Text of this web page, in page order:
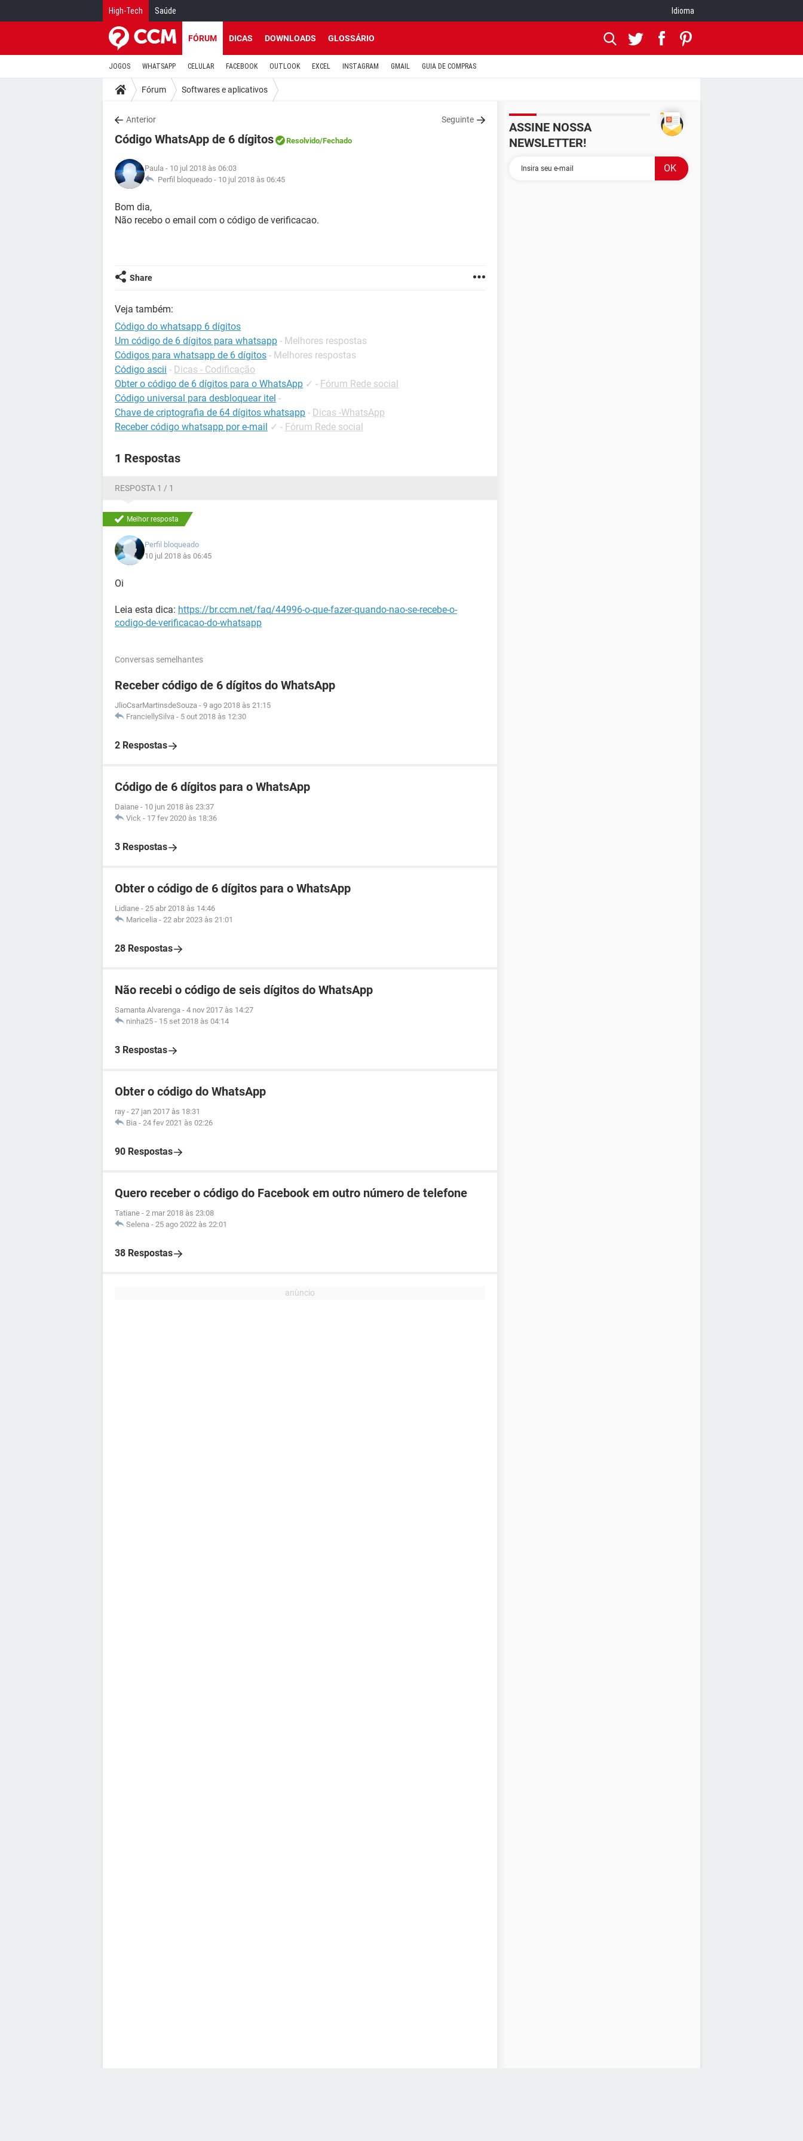
High-Tech Saúde Idioma
FÓRUM DICAS DOWNLOADS GLOSSÁRIO
JOGOS WHATSAPP CELULAR FACEBOOK OUTLOOK EXCEL INSTAGRAM GMAIL GUIA DE COMPRAS
Fórum Softwares e aplicativos
Anterior Seguinte
Código WhatsApp de 6 dígitos Resolvido/Fechado
Paula - 10 jul 2018 às 06:03
Perfil bloqueado - 10 jul 2018 às 06:45
Bom dia,
Não recebo o email com o código de verificacao.
Share
Veja também:
Código do whatsapp 6 dígitos
Um código de 6 dígitos para whatsapp - Melhores respostas
Códigos para whatsapp de 6 dígitos - Melhores respostas
Código ascii - Dicas - Codificação
Obter o código de 6 dígitos para o WhatsApp ✓ - Fórum Rede social
Código universal para desbloquear itel -
Chave de criptografia de 64 dígitos whatsapp - Dicas -WhatsApp
Receber código whatsapp por e-mail ✓ - Fórum Rede social
1 Respostas
RESPOSTA 1 / 1
Melhor resposta
Perfil bloqueado
10 jul 2018 às 06:45
Oi
Leia esta dica: https://br.ccm.net/faq/44996-o-que-fazer-quando-nao-se-recebe-o-
codigo-de-verificacao-do-whatsapp
Conversas semelhantes
Receber código de 6 dígitos do WhatsApp
JlioCsarMartinsdeSouza - 9 ago 2018 às 21:15
FranciellySilva - 5 out 2018 às 12:30
2 Respostas
Código de 6 dígitos para o WhatsApp
Daiane - 10 jun 2018 às 23:37
Vick - 17 fev 2020 às 18:36
3 Respostas
Obter o código de 6 dígitos para o WhatsApp
Lidiane - 25 abr 2018 às 14:46
Maricelia - 22 abr 2023 às 21:01
28 Respostas
Não recebi o código de seis dígitos do WhatsApp
Samanta Alvarenga - 4 nov 2017 às 14:27
ninha25 - 15 set 2018 às 04:14
3 Respostas
Obter o código do WhatsApp
ray - 27 jan 2017 às 18:31
Bia - 24 fev 2021 às 02:26
90 Respostas
Quero receber o código do Facebook em outro número de telefone
Tatiane - 2 mar 2018 às 23:08
Selena - 25 ago 2022 às 22:01
38 Respostas
ASSINE NOSSA
NEWSLETTER!